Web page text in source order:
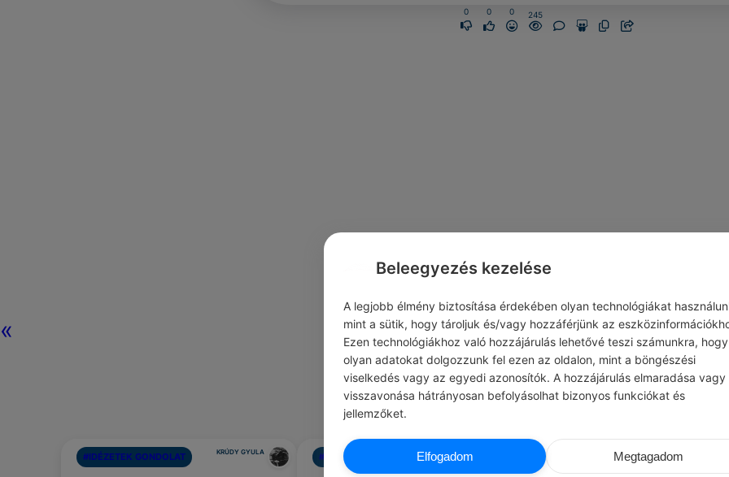
«
0 0 0 245
#IDÉZETEK GONDOLAT KRÚDY GYULA #IDÉZETEK MUNKA KARINTHY FRIGYES
Beleegyezés kezelése
A legjobb élmény biztosítása érdekében olyan technológiákat
mint a sütik, hogy tároljuk és/vagy hozzáférjünk az
Ezen technológiákhoz való hozzájárulás lehetővé teszi számunkra, hogy
olyan adatokat dolgozzunk fel ezen az oldalon, mint a böngészési
viselkedés vagy az egyedi azonosítók. A hozzájárulás elmaradása vagy
visszavonása hátrányosan befolyásolhat bizonyos funkciókat és
jellemzőket.
Elfogadom Megtagadom